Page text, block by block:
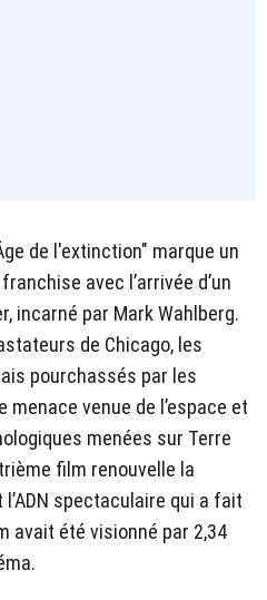
de l'extinction" marque un
avec l’arrivée d’un
incarné par Mark Wahlberg.
de Chicago, les
pourchassés par les
menace venue de l’espace et
menées sur Terre
film renouvelle la
spectaculaire qui a fait
avait été visionné par 2,34